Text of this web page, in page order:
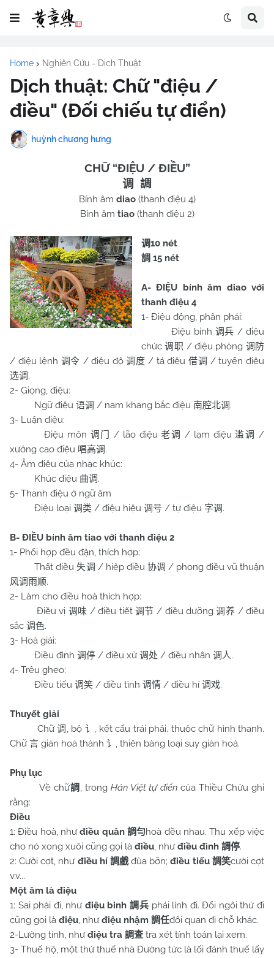
Home Nghiên Cứu - Dịch Thuật
Dịch thuật: Chữ "điệu /
điều" (Đối chiếu tự điển)
huỳnh chương hưng
CHỮ “ĐIỆU / ĐIỀU”
调 調
Bính âm diao (thanh điệu 4)
Bính âm tiao (thanh điệu 2)
调10 nét
調 15 nét
A- ĐIỆU bính âm diao với
thanh điệu 4
1- Điệu động, phân phái:
Điệu binh 调兵 / điệu
chức调职 / điệu phòng 调防
/ điệu lệnh 调令 / điệu độ调度 / tá điệu借调 / tuyển điệu
选调.
2- Giọng, điệu:
Ngữ điệu 语调 / nam khang bắc điệu 南腔北调.
3- Luận điệu:
Điệu môn 调门 / lão điệu老调 / lạm điệu滥调 /
xướng cao điệu 唱高调.
4- Âm điệu của nhạc khúc:
Khúc điệu 曲调.
5- Thanh điệu ở ngữ âm
Điệu loại 调类 / điệu hiệu 调号 / tự điệu 字调.
B- ĐIỀU bính âm tiao với thanh điệu 2
1- Phối hợp đều đặn, thích hợp:
Thất điều失调 / hiệp điều 协调 / phong điều vũ thuận
风调雨顺.
2- Làm cho điều hoà thích hợp:
Điều vị 调味 / điều tiết调节 / điều dưỡng调养 / điều
sắc 调色.
3- Hoà giải:
Điều đình 调停 / điều xử调处 / điều nhân 调人.
4- Trêu ghẹo:
Điều tiếu 调笑 / điều tình 调情 / điều hí 调戏.
Thuyết giải
Chữ调 , bộ 讠 , kết cấu trái phải. thuộc chữ hình thanh.
Chữ言 giản hoá thành 讠 , thiên bàng loại suy giản hoá.
Phụ lục
Về chữ調 , trong Hán Việt tự điển của Thiều Chửu ghi
rằng:
Điều
1: Điều hoà, nhưđiều quân 調勻hoà đều nhau. Thu xếp việc
cho nó xong xuôi cũng gọi là điều, nhưđiều đình 調停.
2: Cười cợt, như điều hí 調戲 đùa bỡn;điều tiếu 調笑cười cợt
v.v...
Một âm là điệu
1: Sai phái đi, như điệu binh 調兵 phái lính đi. Đổi ngôi thứ đi
cũng gọi là điệu, nhưđiệu nhậm 調任đổi quan đi chỗ khác.
2-Lường tính, nhưđiệu tra 調查 tra xét tính toán lại xem.
3- Thuế hộ, một thứ thuế nhà Đường tức là lối đánh thuế lấy